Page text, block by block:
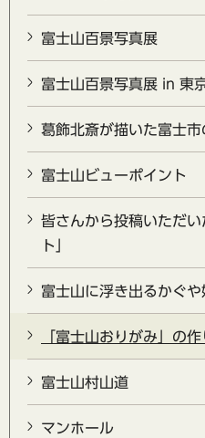
富士山百景写真展
富士山百景写真展 in 東
葛飾北斎が描いた富士市
富士山ビューポイント
皆さんから投稿いただ
ト」
富士山に浮き出るかぐや
「富士山おりがみ」の
富士山村山道
マンホール